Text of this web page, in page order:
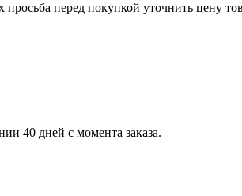
перед покупкой уточнить цену
40 дней с момента заказа.